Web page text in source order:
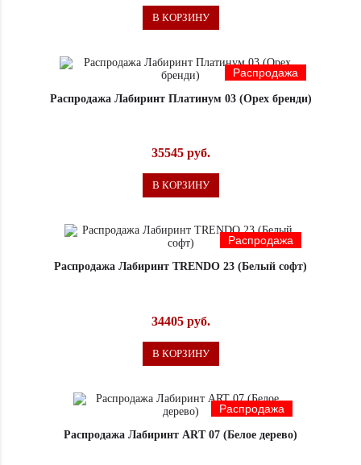
В КОРЗИНУ
Распродажа
Распродажа Лабиринт Платинум 03 (Орех бренди)
35545 руб.
В КОРЗИНУ
Распродажа
Распродажа Лабиринт TRENDO 23 (Белый софт)
34405 руб.
В КОРЗИНУ
Распродажа
Распродажа Лабиринт ART 07 (Белое дерево)